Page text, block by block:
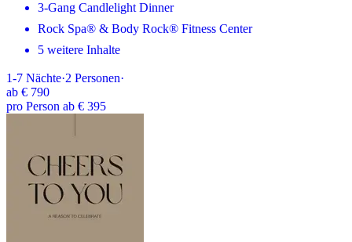
3-Gang Candlelight Dinner
Rock Spa® & Body Rock® Fitness Center
5 weitere Inhalte
1-7 Nächte·2 Personen·
ab € 790
pro Person ab € 395